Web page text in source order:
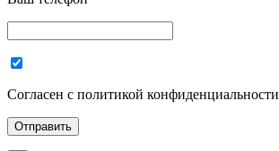
Согласен с политикой конфиденциальности